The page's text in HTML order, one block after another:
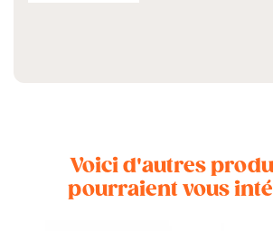
Voici d'autres
pourraient vous